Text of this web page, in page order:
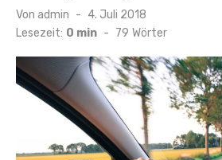
Von admin
Veröffentlicht
am
4. Juli 2018
Lesezeit: 0 min - 79 Wörter